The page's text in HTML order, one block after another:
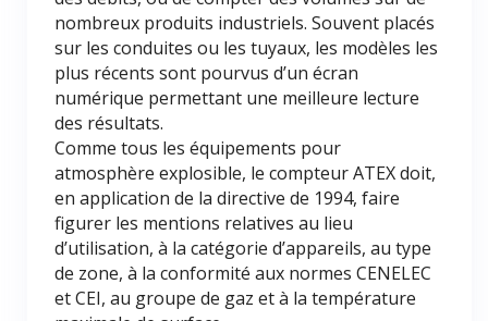
nombreux produits industriels. Souvent placés
sur les conduites ou les tuyaux, les modèles les
plus récents sont pourvus d’un écran
numérique permettant une meilleure lecture
des résultats.
Comme tous les équipements pour
atmosphère explosible, le compteur ATEX doit,
en application de la directive de 1994, faire
figurer les mentions relatives au lieu
d’utilisation, à la catégorie d’appareils, au type
de zone, à la conformité aux normes CENELEC
et CEI, au groupe de gaz et à la température